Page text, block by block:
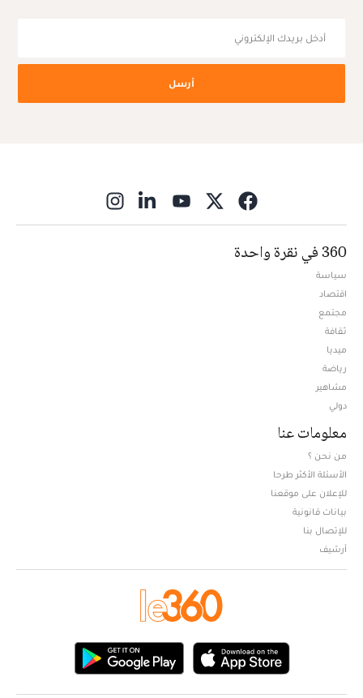
أرسل
360 في نقرة واحدة
سياسة
اقتصاد
مجتمع
ثقافة
ميديا
رياضة
مشاهير
دولي
معلومات عنا
من نحن ؟
الأسئلة الأكثر طرحا
للإعلان على موقعنا
بيانات قانونية
للإتصال بنا
أرشيف